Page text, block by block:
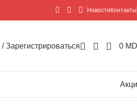
Новости Контакты
Зарегистрироваться 0